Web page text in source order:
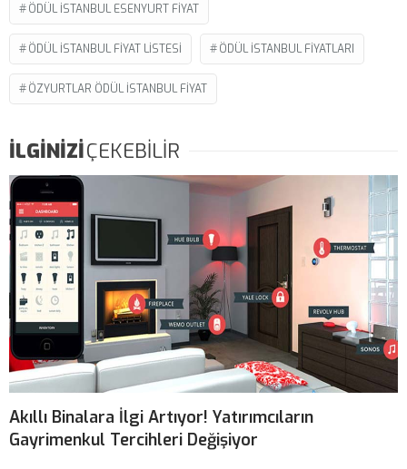
ÖDÜL ISTANBUL ESENYURT FIYAT
ÖDÜL ISTANBUL FIYAT LISTESI ÖDÜL İSTANBUL FIYATLARI
ÖZYURTLAR ÖDÜL ISTANBUL FIYAT
İLGİNİZİÇEKEBİLİR
Akıllı Binalara İlgi Artıyor! Yatırımcıların
Gayrimenkul Tercihleri Değişiyor